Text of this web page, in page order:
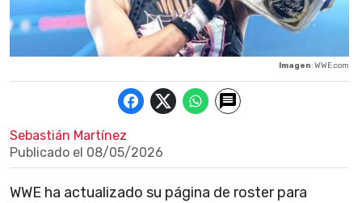
Imagen: WWE.com
Sebastián Martínez
Publicado el 08/05/2026
WWE ha actualizado su página de roster para